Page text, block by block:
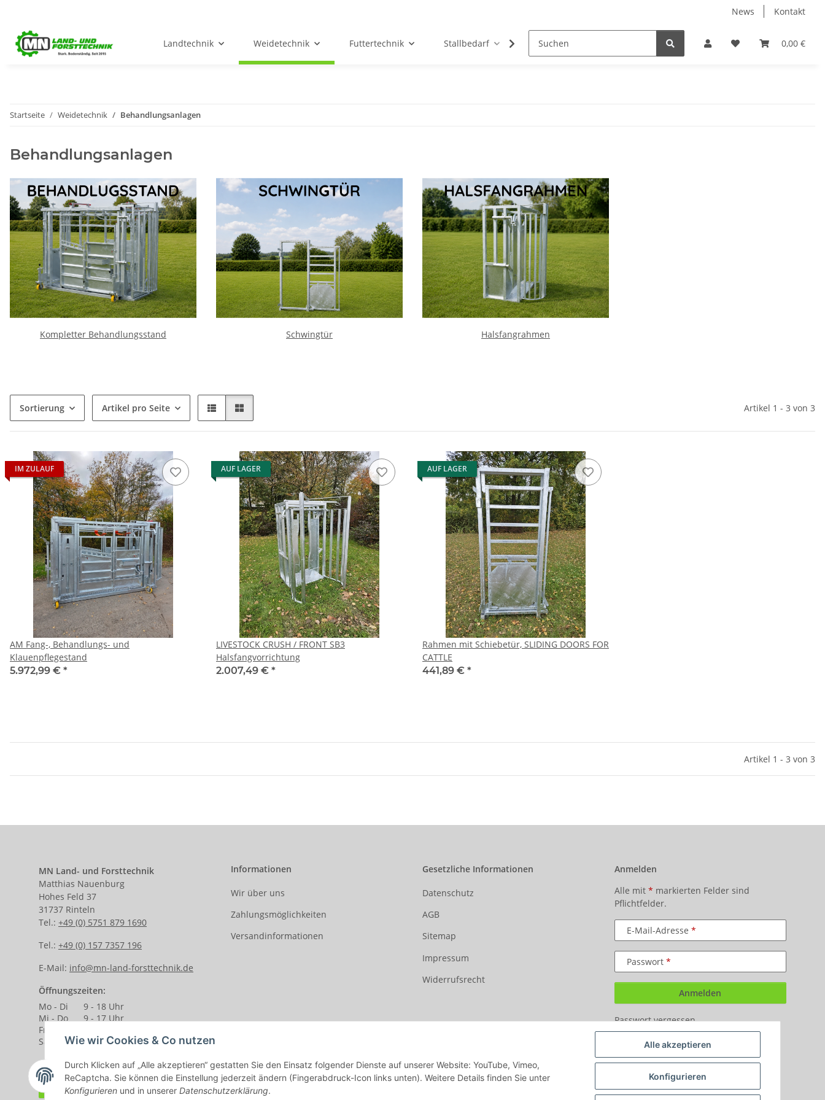
Alle akzeptieren
Konfigurieren
Wie wir Cookies & Co nutzen
Durch Klicken auf „Alle akzeptieren“ gestatten Sie den Einsatz folgender Dienste auf unserer Website: YouTube, Vimeo,
ReCaptcha. Sie können die Einstellung jederzeit ändern (Fingerabdruck-Icon links unten). Weitere Details finden Sie unter
Konfigurieren und in unserer Datenschutzerklärung.
News Kontakt
0,00 €
Landtechnik Weidetechnik Futtertechnik Stallbedarf Holz/ Holzpelletts Jansen Produkte fertig montiert
Startseite Weidetechnik Behandlungsanlagen
Behandlungsanlagen
Kompletter Behandlungsstand Schwingtür Halsfangrahmen
Sortierung Artikel pro Seite Artikel 1 - 3 von 3
IM ZULAUF
AM Fang-, Behandlungs- und
Klauenpflegestand
5.972,99 € *
AUF LAGER
LIVESTOCK CRUSH / FRONT SB3
Halsfangvorrichtung
2.007,49 € *
AUF LAGER
Rahmen mit Schiebetür, SLIDING DOORS FOR
CATTLE
441,89 € *
Artikel 1 - 3 von 3
MN Land- und Forsttechnik
Matthias Nauenburg
Hohes Feld 37
31737 Rinteln
Tel.: +49 (0) 5751 879 1690
Tel.: +49 (0) 157 7357 196
E-Mail: info@mn-land-forsttechnik.de
Öffnungszeiten:
Mo - Di
9 - 18 Uhr
Mi - Do
9 - 17 Uhr
Fr.
Sa.
9 - 13 Uhr
Informationen
Wir über uns
Zahlungsmöglichkeiten
Versandinformationen
Gesetzliche Informationen
Datenschutz
AGB
Sitemap
Impressum
Widerrufsrecht
Anmelden
Alle mit * markierten Felder sind
Pflichtfelder.
E-Mail-Adresse
Passwort
Anmelden
Passwort vergessen
Vertrag widerrufen